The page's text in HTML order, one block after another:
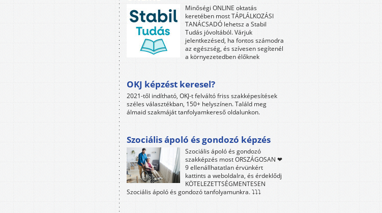
Minőségi ONLINE oktatás
keretében most TÁPLÁLKOZÁSI
TANÁCSADÓ lehetsz a Stabil
Tudás jóvoltából. Várjuk
jelentkezésed, ha fontos számodra
az egészség, és szívesen segítenél
a környezetedben élőknek
OKJ képzést keresel?
2021-től indítható, OKJ-t felváltó friss szakképesítések
széles választékban, 150+ helyszínen. Találd meg
álmaid szakmáját tanfolyamkereső oldalunkon.
Szociális ápoló és gondozó képzés
Szociális ápoló és gondozó
szakképzés most ORSZÁGOSAN ❤
9 ellenállhatatlan érvünkért
kattints a weboldalra, és érdeklődj
KÖTELEZETTSÉGMENTESEN
Szociális ápoló és gondozó tanfolyamunkra. ⤵⤵⤵